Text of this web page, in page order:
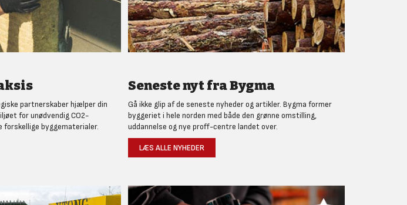
partnerskaber hjælper din
for unødvendig CO2-
byggematerialer.
Seneste nyt fra Bygma
Gå ikke glip af de seneste nyheder og artikler. Bygma former
byggeriet i hele norden med både den grønne omstilling,
uddannelse og nye proff-centre landet over.
LÆS ALLE NYHEDER